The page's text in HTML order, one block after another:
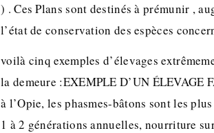
) . Ces Plans sont destinés à prémunir ,
l’état de conservation des espèces
voilà cinq exemples d’élevages
la demeure :EXEMPLE D’UN ÉLEVAGE
à l’Opie, les phasmes-bâtons sont les
1 à 2 générations annuelles, nourriture